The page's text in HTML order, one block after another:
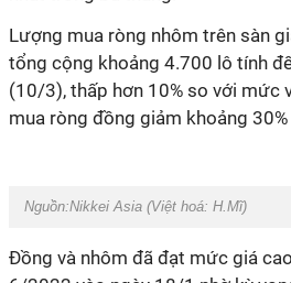
Lượng mua ròng nhôm trên sàn
tổng cộng khoảng 4.700 lô tính
(10/3), thấp hơn 10% so với mức
mua ròng đồng giảm khoảng
Nguồn:Nikkei Asia (Việt hoá: H.Mĩ)
Đồng và nhôm đã đạt mức giá